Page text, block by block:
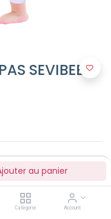
au panier
Catégorie Account
SEVIBEBE